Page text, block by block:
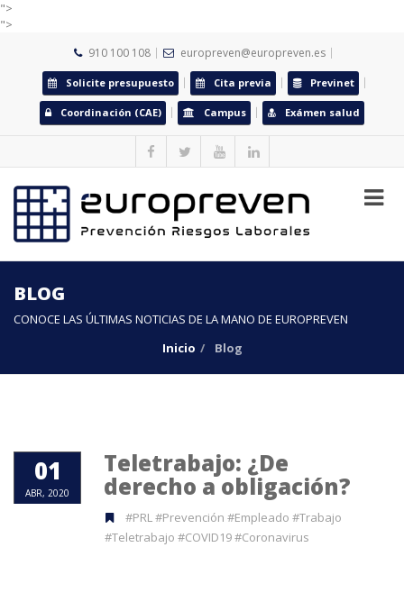
">
">
910 100 108 europreven@europreven.es
Solicite presupuesto Cita previa Previnet
Coordinación (CAE) Campus Exámen salud
BLOG
CONOCE LAS ÚLTIMAS NOTICIAS DE LA MANO DE EUROPREVEN
Inicio
Blog
01
ABR, 2020
Teletrabajo: ¿De
derecho a obligación?
#PRL #Prevención #Empleado #Trabajo
#Teletrabajo #COVID19 #Coronavirus